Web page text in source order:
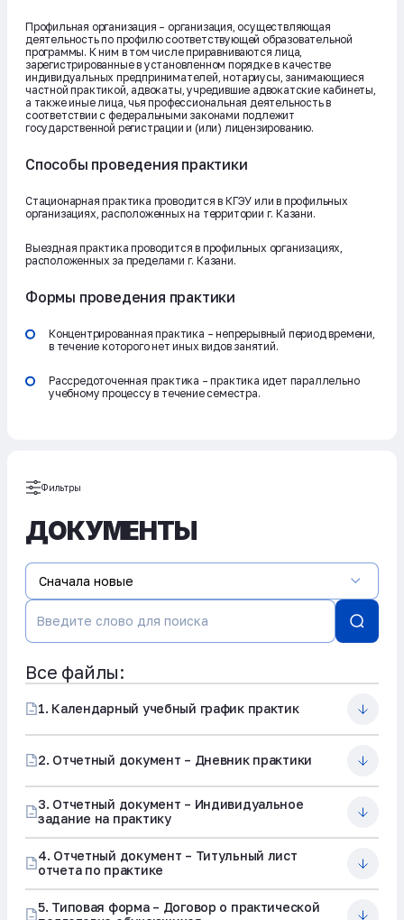
Профильная организация – организация, осуществляющая
деятельность по профилю соответствующей образовательной
программы. К ним в том числе приравниваются лица,
зарегистрированные в установленном порядке в качестве
индивидуальных предпринимателей, нотариусы, занимающиеся
частной практикой, адвокаты, учредившие адвокатские кабинеты,
а также иные лица, чья профессиональная деятельность в
соответствии с федеральными законами подлежит
государственной регистрации и (или) лицензированию.
Способы проведения практики
Стационарная практика проводится в КГЭУ или в профильных
организациях, расположенных на территории г. Казани.
Выездная практика проводится в профильных организациях,
расположенных за пределами г. Казани.
Формы проведения практики
Концентрированная практика – непрерывный период времени,
в течение которого нет иных видов занятий.
Рассредоточенная практика – практика идет параллельно
учебному процессу в течение семестра.
Фильтры
ДОКУМЕНТЫ
Сначала новые
Все файлы:
1. Календарный учебный график практик
2. Отчетный документ – Дневник практики
3. Отчетный документ – Индивидуальное
задание на практику
4. Отчетный документ – Титульный лист
отчета по практике
5. Типовая форма – Договор о практической